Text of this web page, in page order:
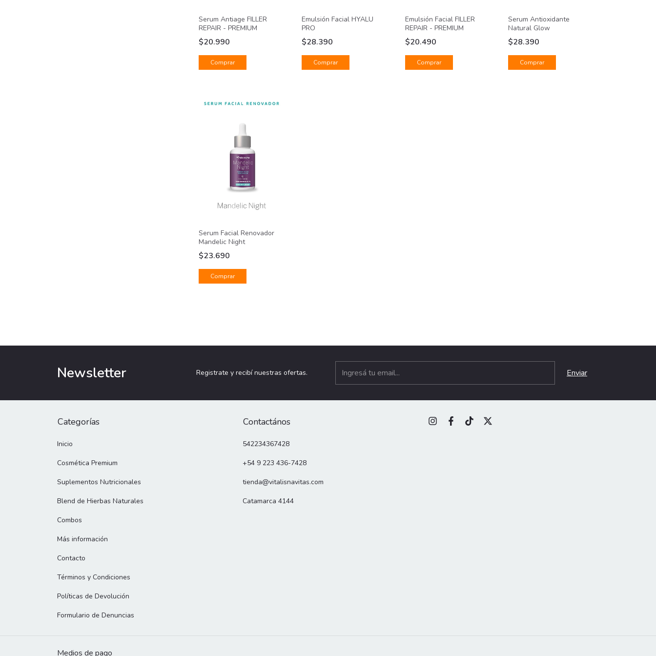
Serum Antiage FILLER
REPAIR - PREMIUM
$20.990
Emulsión Facial HYALU
PRO
$28.390
Emulsión Facial FILLER
REPAIR - PREMIUM
$20.490
Serum Antioxidante
Natural Glow
$28.390
Serum Facial Renovador
Mandelic Night
$23.690
Newsletter Registrate y recibí nuestras ofertas.
Categorías
Inicio
Cosmética Premium
Suplementos Nutricionales
Blend de Hierbas Naturales
Combos
Más información
Contacto
Términos y Condiciones
Políticas de Devolución
Formulario de Denuncias
Contactános
542234367428
+54 9 223 436-7428
tienda@vitalisnavitas.com
Catamarca 4144
Medios de pago